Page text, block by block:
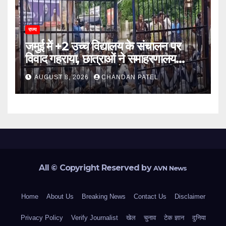
राज्य
जमुई में +2 उच्च विद्यालय के संचालन पर
विवाद गहराया, छात्राओं ने समाहरणालय
पहुंचकर जताया विरोध; बोलीं- 14 किमी दूर
नहीं जाएंगे स्कूल
AUGUST 8, 2026 CHANDAN PATEL
All © Copyright Reserved byAVN News
Home About Us Breaking News Contact Us Disclaimer
Privacy Policy Verify Journalist खेल चुनाव टेक ज्ञान दुनिया